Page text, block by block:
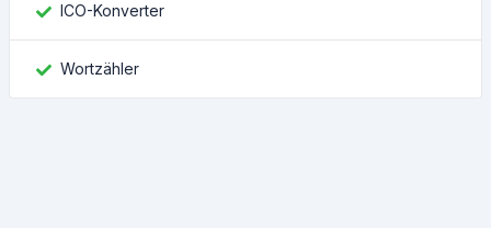
ICO-Konverter
Wortzähler